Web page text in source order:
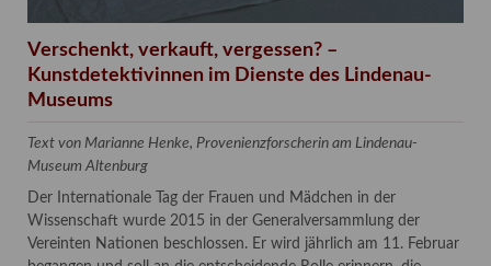
Verschenkt, verkauft, vergessen? –
Kunstdetektivinnen im Dienste des Lindenau-
Museums
Text von Marianne Henke, Provenienzforscherin am Lindenau-
Museum Altenburg
Der Internationale Tag der Frauen und Mädchen in der
Wissenschaft wurde 2015 in der Generalversammlung der
Vereinten Nationen beschlossen. Er wird jährlich am 11. Februar